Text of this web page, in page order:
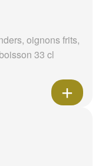
oignons frits,
33 cl